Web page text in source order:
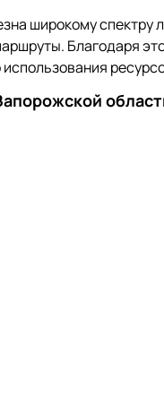
широкому спектру
Благодаря